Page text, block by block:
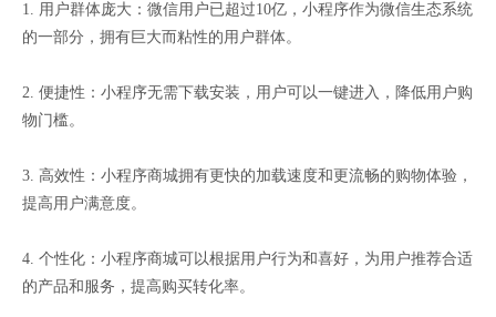
1. 用户群体庞大：微信用户已超过10亿，小程序作为微信生态系统
的一部分，拥有巨大而粘性的用户群体。
2. 便捷性：小程序无需下载安装，用户可以一键进入，降低用户购
物门槛。
3. 高效性：小程序商城拥有更快的加载速度和更流畅的购物体验，
提高用户满意度。
4. 个性化：小程序商城可以根据用户行为和喜好，为用户推荐合适
的产品和服务，提高购买转化率。